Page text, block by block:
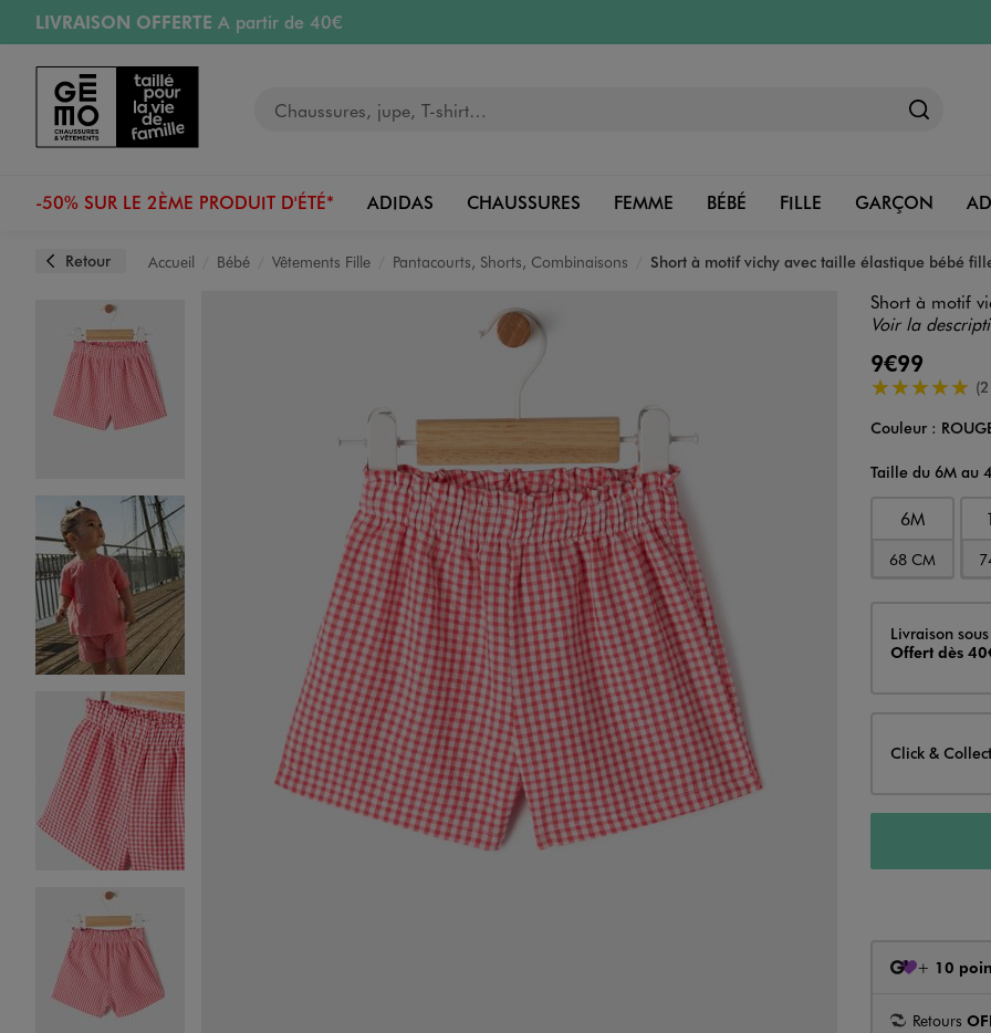
Aller au contenu principal
Aller à la navigation
LIVRAISON OFFERTE A partir de 40€
RETRAIT ET LIVRAISON OFFERTE
RÉSERVATION GRATUITE
4h en magasin
Retours OFFERTSpendant 30 jours
-50% SUR LE 2ÈME PRODUIT D'ÉTÉ* ADIDAS CHAUSSURES FEMME BÉBÉ FILLE GARÇON
Retour Accueil Bébé Vêtements Fille Pantacourts, Shorts, Combinaisons Short à motif vichy avec taille élastique bébé
Image 2 sur 4
Image 3 sur 4
Short à motif
Voir la
9€99
5/5 de
Couleur
Couleur :
Taille du 6M au
6M
68 CM
Livraison
Livraison
Offert dès
Click &
+ 10
Retours